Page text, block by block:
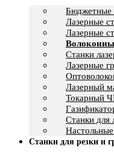
Бюджетные
Лазерные
Лазерные
Станки
Лазерные
Лазерный
Токарный
Cтанки для
Станки для резки и